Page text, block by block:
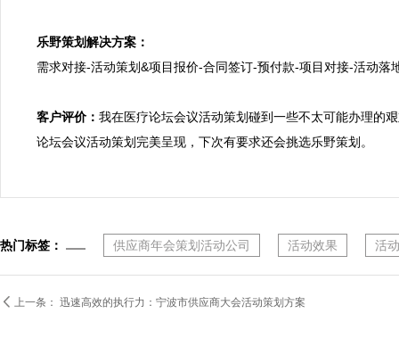
乐野策划解决方案：
需求对接-活动策划&项目报价-合同签订-预付款-项目对接-活动落
客户评价： 我在医疗论坛会议活动策划碰到一些不太可能办理的
论坛会议活动策划完美呈现，下次有要求还会挑选乐野策划。
热门标签： 供应商年会策划活动公司 活动效果 活
 上一条： 迅速高效的执行力：宁波市供应商大会活动策划方案